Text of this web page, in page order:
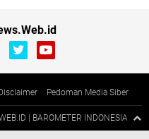
Pedoman Media Siber
| BAROMETER INDONESIA